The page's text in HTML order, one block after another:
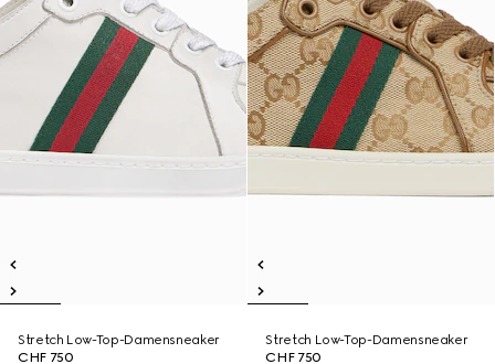
Stretch Low-Top-Damensneaker
CHF 750
Stretch Low-Top-Damensneaker
CHF 750